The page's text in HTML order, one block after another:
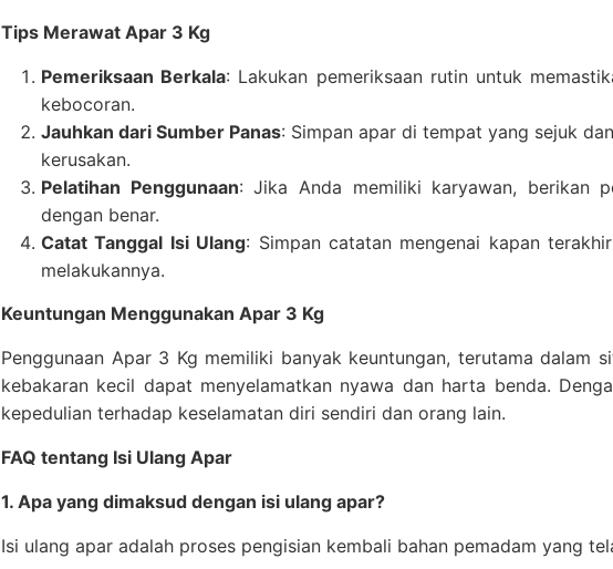
Tips Merawat Apar 3 Kg
Pemeriksaan Berkala: Lakukan pemeriksaan rutin untuk
kebocoran.
Jauhkan dari Sumber Panas: Simpan apar di tempat yang sejuk
kerusakan.
Pelatihan Penggunaan: Jika Anda memiliki karyawan, berikan
dengan benar.
Catat Tanggal Isi Ulang: Simpan catatan mengenai kapan
melakukannya.
Keuntungan Menggunakan Apar 3 Kg
Penggunaan Apar 3 Kg memiliki banyak keuntungan, terutama dalam
kebakaran kecil dapat menyelamatkan nyawa dan harta benda.
kepedulian terhadap keselamatan diri sendiri dan orang lain.
FAQ tentang Isi Ulang Apar
1. Apa yang dimaksud dengan isi ulang apar?
Isi ulang apar adalah proses pengisian kembali bahan pemadam yang